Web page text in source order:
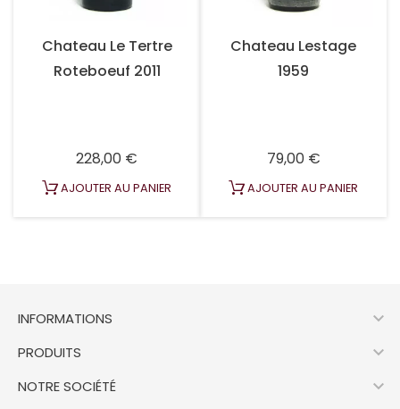
Chateau Le Tertre
Roteboeuf 2011
228,00 €
AJOUTER AU PANIER
Chateau Lestage
1959
79,00 €Prix
AJOUTER AU PANIER
INFORMATIONS 
PRODUITS 
NOTRE SOCIÉTÉ 